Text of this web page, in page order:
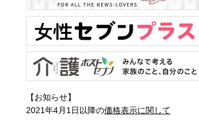
【お知らせ】
2021年4月1日以降の価格表示に関して